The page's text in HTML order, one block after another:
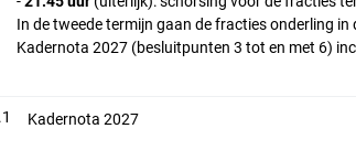
In de tweede termijn gaan de fracties onderling
Kadernota 2027 (besluitpunten 3 tot en met 6)
Kadernota 2027